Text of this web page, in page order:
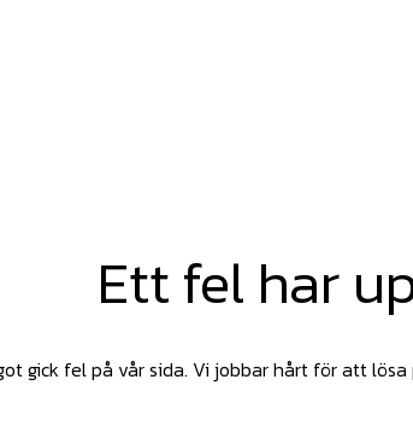
Ett fel har
gick fel på vår sida. Vi jobbar hårt för att